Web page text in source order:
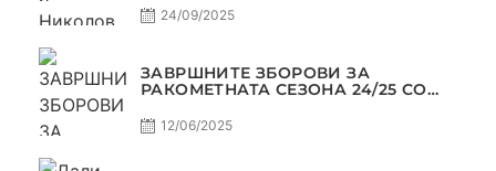
С5Е2 ПАСИВНА
24/09/2025
ЗАВРШНИТЕ ЗБОРОВИ ЗА
РАКОМЕТНАТА СЕЗОНА 24/25 СО
С4Е11
12/06/2025